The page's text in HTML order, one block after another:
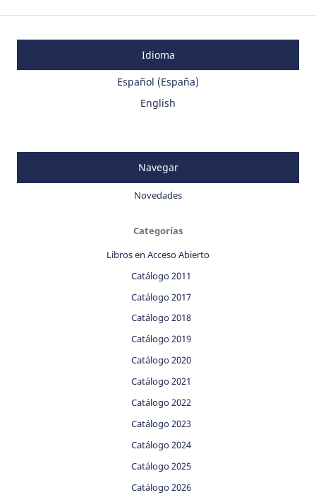
Idioma
Español (España)
English
Navegar
Novedades
Categorías
Libros en Acceso Abierto
Catálogo 2011
Catálogo 2017
Catálogo 2018
Catálogo 2019
Catálogo 2020
Catálogo 2021
Catálogo 2022
Catálogo 2023
Catálogo 2024
Catálogo 2025
Catálogo 2026